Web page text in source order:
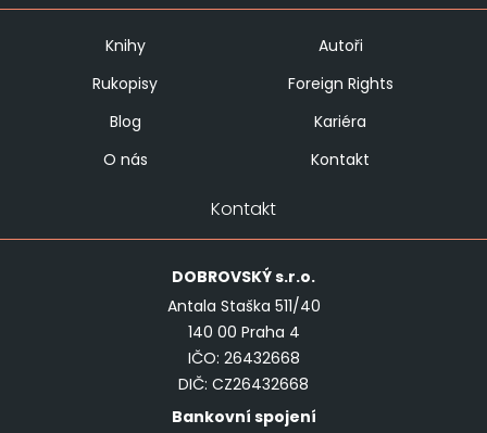
Knihy
Autoři
Rukopisy
Foreign Rights
Blog
Kariéra
O nás
Kontakt
Kontakt
DOBROVSKÝs.r.o.
Antala Staška 511/40
140 00 Praha 4
IČO: 26432668
DIČ: CZ26432668
Bankovní spojení